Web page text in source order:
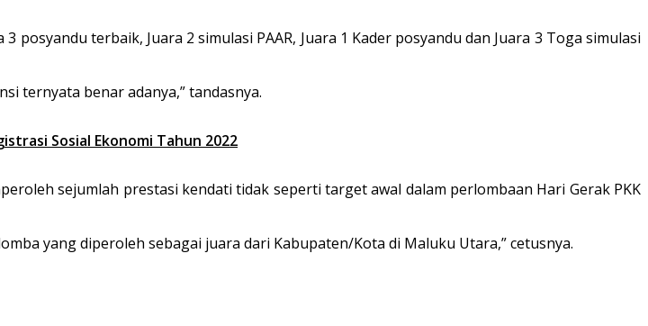
posyandu terbaik, Juara 2 simulasi PAAR, Juara 1 Kader posyandu dan Juara 3 Toga simulasi
ternyata benar adanya,” tandasnya.
Sosial Ekonomi Tahun 2022
sejumlah prestasi kendati tidak seperti target awal dalam perlombaan Hari Gerak PKK
yang diperoleh sebagai juara dari Kabupaten/Kota di Maluku Utara,” cetusnya.